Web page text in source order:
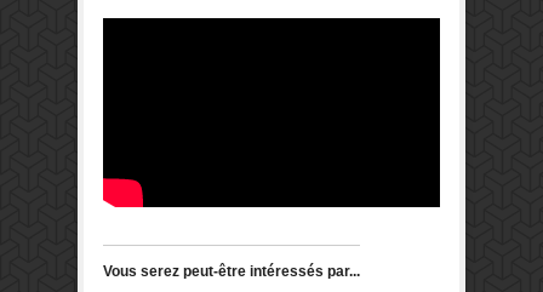
Vous serez peut-être intéressés par...